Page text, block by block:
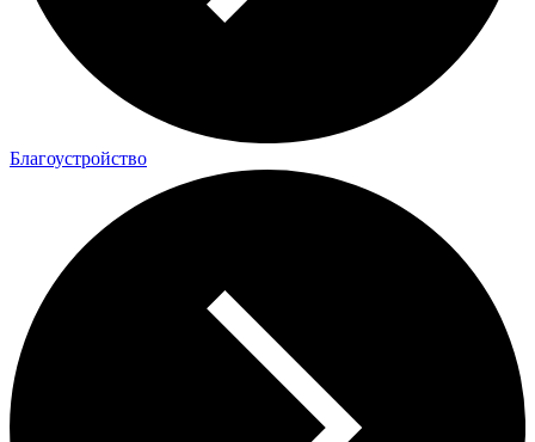
Благоустройство